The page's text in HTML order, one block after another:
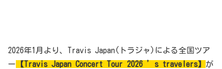
2026年1月より、Travis Japan(トラジャ)による全国ツア
ー 【Travis Japan Concert Tour 2026 ’s travelers】 が